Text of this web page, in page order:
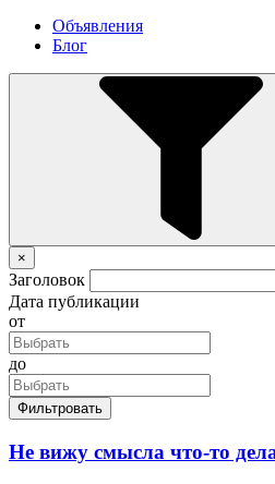
Объявления
Блог
×
Заголовок
Дата публикации
от
до
Фильтровать
Не вижу смысла что-то